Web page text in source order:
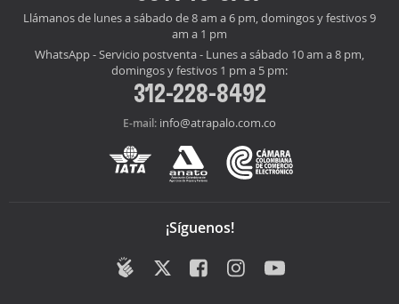
Llámanos de lunes a sábado de 8 am a 6 pm, domingos y festivos 9
am a 1 pm
WhatsApp - Servicio postventa - Lunes a sábado 10 am a 8 pm,
domingos y festivos 1 pm a 5 pm:
312-228-8492
E-mail: info@atrapalo.com.co
¡Síguenos!